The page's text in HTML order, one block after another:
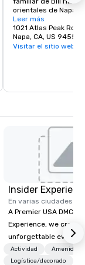
orientales de Napa.
Visítenos para
Solum, Expression
Leer más
1021 Atlas Peak Road
Napa, CA, US 94559
Visitar el sitio web
Insider
En varias ciudades
A Premier USA DMC Partner
Experience, we create
unforgettable events
access to premium
class entertainment,
Actividad
Logística/decorado